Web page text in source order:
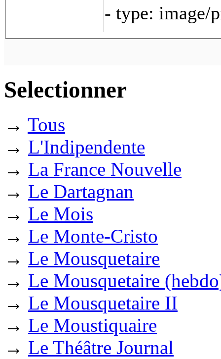
- type: image/
Selectionner
→ Tous
→ L'Indipendente
→ La France Nouvelle
→ Le Dartagnan
→ Le Mois
→ Le Monte-Cristo
→ Le Mousquetaire
→ Le Mousquetaire
→ Le Mousquetaire II
→ Le Moustiquaire
→ Le Théâtre Journal